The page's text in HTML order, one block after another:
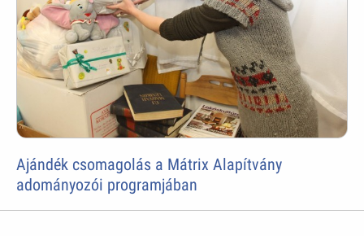
Ajándék csomagolás a Mátrix Alapítvány
adományozói programjában